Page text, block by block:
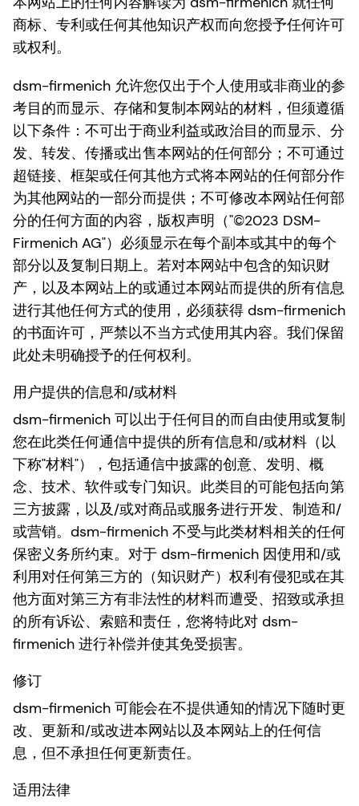
商标、专利或任何其他知识产权而向您授予任何许可
或权利。
dsm-firmenich 允许您仅出于个人使用或非商业的参
考目的而显示、存储和复制本网站的材料，但须遵循
以下条件：不可出于商业利益或政治目的而显示、分
发、转发、传播或出售本网站的任何部分；不可通过
超链接、框架或任何其他方式将本网站的任何部分作
为其他网站的一部分而提供；不可修改本网站任何部
分的任何方面的内容，版权声明（"©2023 DSM-
Firmenich AG"）必须显示在每个副本或其中的每个
部分以及复制日期上。若对本网站中包含的知识财
产，以及本网站上的或通过本网站而提供的所有信息
进行其他任何方式的使用，必须获得 dsm-firmenich
的书面许可，严禁以不当方式使用其内容。我们保留
此处未明确授予的任何权利。
用户提供的信息和/或材料
dsm-firmenich 可以出于任何目的而自由使用或复制
您在此类任何通信中提供的所有信息和/或材料（以
下称"材料"），包括通信中披露的创意、发明、概
念、技术、软件或专门知识。此类目的可能包括向第
三方披露，以及/或对商品或服务进行开发、制造和/
或营销。dsm-firmenich 不受与此类材料相关的任何
保密义务所约束。对于 dsm-firmenich 因使用和/或
利用对任何第三方的（知识财产）权利有侵犯或在其
他方面对第三方有非法性的材料而遭受、招致或承担
的所有诉讼、索赔和责任，您将特此对 dsm-
firmenich 进行补偿并使其免受损害。
修订
dsm-firmenich 可能会在不提供通知的情况下随时更
改、更新和/或改进本网站以及本网站上的任何信
息，但不承担任何更新责任。
适用法律